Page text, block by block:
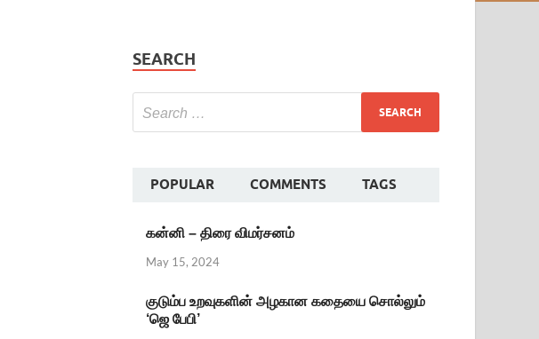
SEARCH
POPULAR COMMENTS TAGS
கன்னி – திரை விமர்சனம்
May 15, 2024
குடும்ப உறவுகளின் அழகான கதையை சொல்லும்
‘ஜெ பேபி’